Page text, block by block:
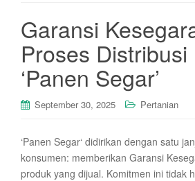
Garansi
Proses
‘Panen Segar’
September 30, 2025 Pertanian
‘Panen Segar‘ didirikan dengan satu
konsumen: memberikan Garansi
produk yang dijual. Komitmen ini tidak